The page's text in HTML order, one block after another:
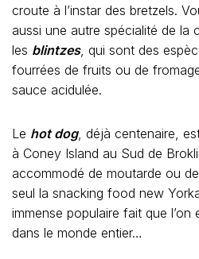
croute à l’instar des bretzels.
aussi une autre spécialité de la
les blintzes, qui sont des
fourrées de fruits ou de
sauce acidulée.
Le hot dog, déjà centenaire,
à Coney Island au Sud de
accommodé de moutarde ou
seul la snacking food new
immense populaire fait que l’on
dans le monde entier…